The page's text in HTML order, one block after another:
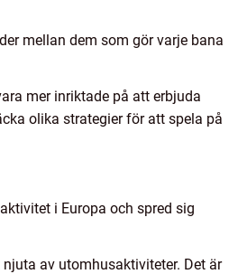
mellan dem som gör varje bana
mer inriktade på att erbjuda
olika strategier för att spela på
i Europa och spred sig
av utomhusaktiviteter. Det är